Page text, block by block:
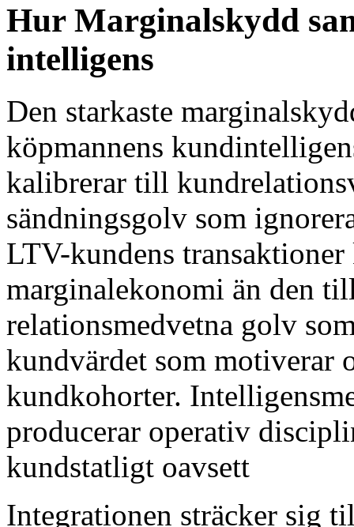
Hur Marginalskydd
intelligens
Den starkaste
köpmannens
kalibrerar till
sändningsgolv som
LTV-kundens
marginalekonomi än den
relationsmedvetna golv
kundvärdet som motiverar
kundkohorter.
producerar operativ
kundstatligt oavsett
Integrationen sträcker sig